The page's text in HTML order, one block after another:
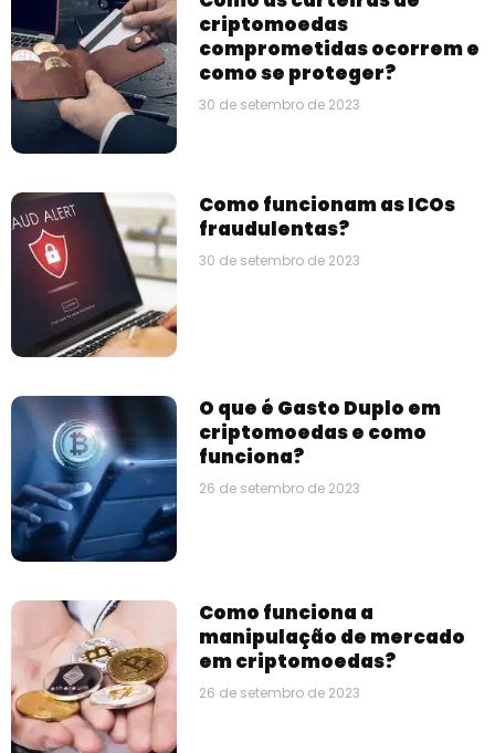
criptomoedas
comprometidas ocorrem e
como se proteger?
30 de setembro de 2023
Como funcionam as ICOs
fraudulentas?
30 de setembro de 2023
O que é Gasto Duplo em
criptomoedas e como
funciona?
26 de setembro de 2023
Como funciona a
manipulação de mercado
em criptomoedas?
26 de setembro de 2023